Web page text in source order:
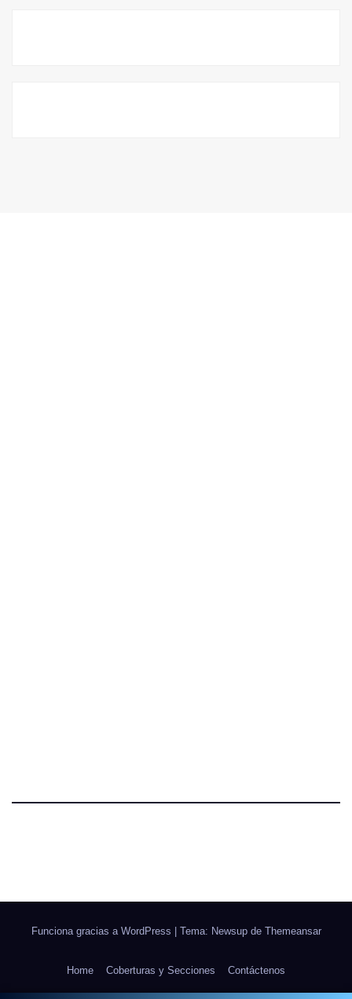
Funciona gracias a WordPress Tema: Newsup de Themeansar
Home Coberturas y Secciones Contáctenos